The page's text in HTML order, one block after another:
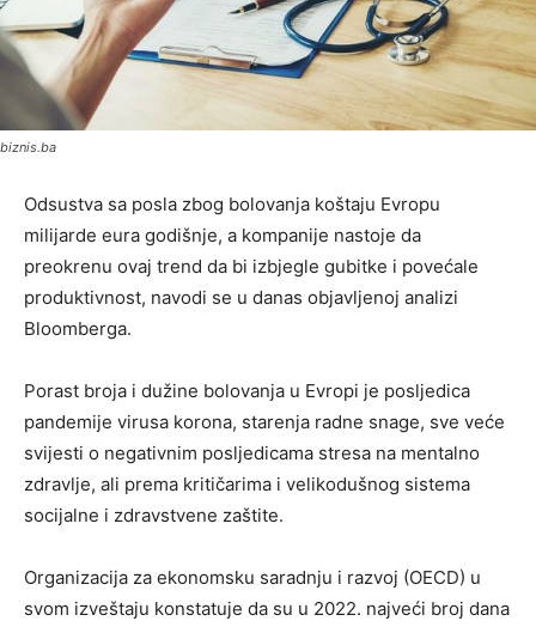
biznis.ba
Odsustva sa posla zbog bolovanja koštaju Evropu
milijarde eura godišnje, a kompanije nastoje da
preokrenu ovaj trend da bi izbjegle gubitke i povećale
produktivnost, navodi se u danas objavljenoj analizi
Bloomberga.
Porast broja i dužine bolovanja u Evropi je posljedica
pandemije virusa korona, starenja radne snage, sve veće
svijesti o negativnim posljedicama stresa na mentalno
zdravlje, ali prema kritičarima i velikodušnog sistema
socijalne i zdravstvene zaštite.
Organizacija za ekonomsku saradnju i razvoj (OECD) u
svom izveštaju konstatuje da su u 2022. najveći broj dana